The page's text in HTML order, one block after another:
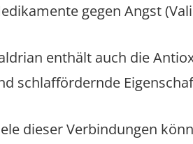
gegen Angst
enthält auch die
schlaffördernde
dieser Verbindungen